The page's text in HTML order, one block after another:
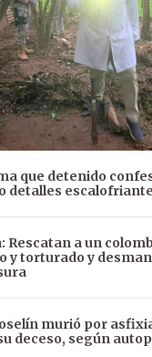
que detenido
detalles
Rescatan a un
y torturado y
murió por
deceso, según